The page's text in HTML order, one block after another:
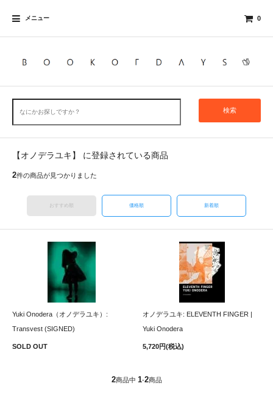
メニュー 0
検索
【オノデラユキ】 に登録されている商品
2件の商品が見つかりました
おすすめ順 価格順 新着順
Yuki Onodera（オノデラユキ）:
Transvest (SIGNED)
SOLD OUT
オノデラユキ: ELEVENTH FINGER |
Yuki Onodera
5,720円(税込)
2商品中 1-2商品